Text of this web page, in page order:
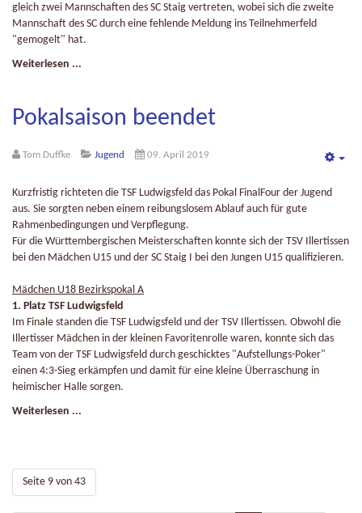
gleich zwei Mannschaften des SC Staig vertreten, wobei sich die zweite
Mannschaft des SC durch eine fehlende Meldung ins Teilnehmerfeld
"gemogelt" hat.
Weiterlesen ...
Pokalsaison beendet
Tom Duffke Jugend 09. April 2019
Kurzfristig richteten die TSF Ludwigsfeld das Pokal FinalFour der Jugend
aus. Sie sorgten neben einem reibungslosem Ablauf auch für gute
Rahmenbedingungen und Verpflegung.
Für die Württembergischen Meisterschaften konnte sich der TSV Illertissen
bei den Mädchen U15 und der SC Staig I bei den Jungen U15 qualifizieren.
Mädchen U18 Bezirkspokal A
1. Platz TSF Ludwigsfeld
Im Finale standen die TSF Ludwigsfeld und der TSV Illertissen. Obwohl die
Illertisser Mädchen in der kleinen Favoritenrolle waren, konnte sich das
Team von der TSF Ludwigsfeld durch geschicktes "Aufstellungs-Poker"
einen 4:3-Sieg erkämpfen und damit für eine kleine Überraschung in
heimischer Halle sorgen.
Weiterlesen ...
Seite 9 von 43